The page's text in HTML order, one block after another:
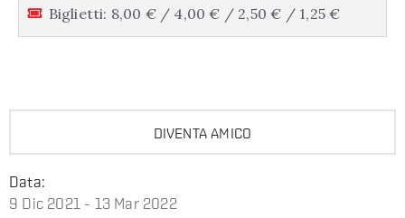
Biglietti: 8,00 € / 4,00 € / 2,50 € / 1,25 €
DIVENTA AMICO
Data:
9 Dic 2021 - 13 Mar 2022